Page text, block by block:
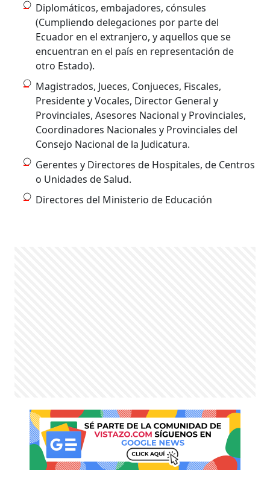
Diplomáticos, embajadores, cónsules
(Cumpliendo delegaciones por parte del
Ecuador en el extranjero, y aquellos que se
encuentran en el país en representación de
otro Estado).
Magistrados, Jueces, Conjueces, Fiscales,
Presidente y Vocales, Director General y
Provinciales, Asesores Nacional y Provinciales,
Coordinadores Nacionales y Provinciales del
Consejo Nacional de la Judicatura.
Gerentes y Directores de Hospitales, de Centros
o Unidades de Salud.
Directores del Ministerio de Educación